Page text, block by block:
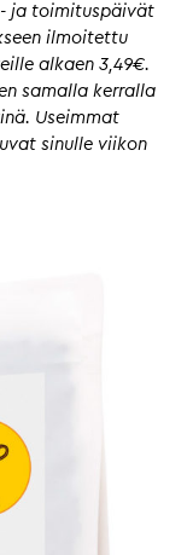
ja toimituspäivät
ilmoitettu
alkaen 3,49€.
samalla kerralla
Useimmat
sinulle viikon